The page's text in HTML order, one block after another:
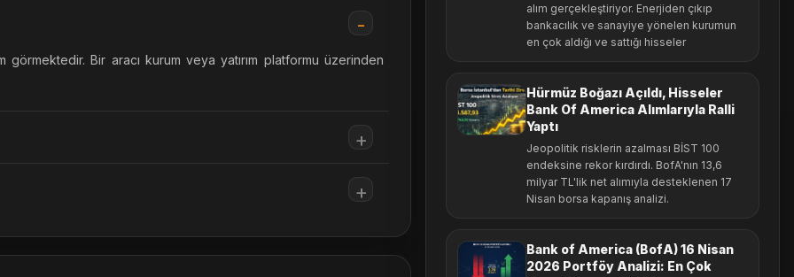
Bir aracı kurum veya yatırım platformu üzerinden
alım gerçekleştiriyor. Enerjiden çıkıp
bankacılık ve sanayiye yönelen kurumun
en çok aldığı ve sattığı hisseler
Hürmüz Boğazı Açıldı, Hisseler
Bank Of America Alımlarıyla Ralli
Yaptı
Jeopolitik risklerin azalması BİST 100
endeksine rekor kırdırdı. BofA'nın 13,6
milyar TL'lik net alımıyla desteklenen 17
Nisan borsa kapanış analizi.
Bank of America (BofA) 16 Nisan
2026 Portföy Analizi: En Çok